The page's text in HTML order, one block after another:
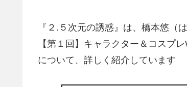
『２.５次元の誘惑』は、橋本悠（
【第１回】キャラクター＆コスプ
について、詳しく紹介しています